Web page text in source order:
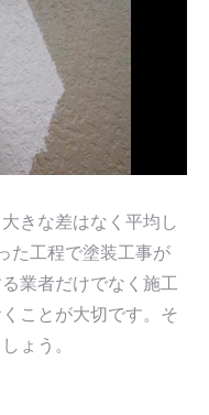
きな差はなく平均し
た工程で塗装工事が
業者だけでなく施工
ことが大切です。そ
ょう。